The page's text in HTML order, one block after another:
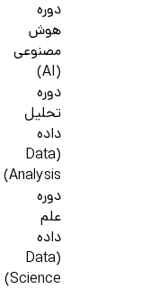
دوره
هوش
مصنوعی
(AI)
دوره
تحلیل
داده
(Data
Analysis)
دوره
علم
داده
(Data
Science)